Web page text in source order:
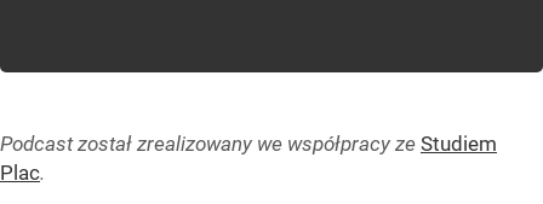
Podcast został zrealizowany we współpracy ze Studiem
Plac.